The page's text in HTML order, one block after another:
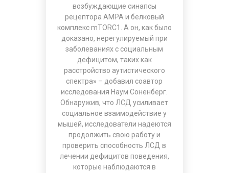
возбуждающие синапсы
рецептора AMPA и белковый
комплекс mTORC1. А он, как было
доказано, нерегулируемый при
заболеваниях с социальным
дефицитом, таких как
расстройство аутистического
спектра» – добавил соавтор
исследования Наум Соненберг.
Обнаружив, что ЛСД усиливает
социальное взаимодействие у
мышей, исследователи надеются
продолжить свою работу и
проверить способность ЛСД в
лечении дефицитов поведения,
которые наблюдаются в